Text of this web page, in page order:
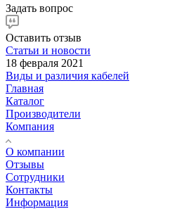
Задать вопрос
Оставить отзыв
Статьи и новости
18 февраля 2021
Виды и различия кабелей
Главная
Каталог
Производители
Компания
О компании
Отзывы
Сотрудники
Контакты
Информация